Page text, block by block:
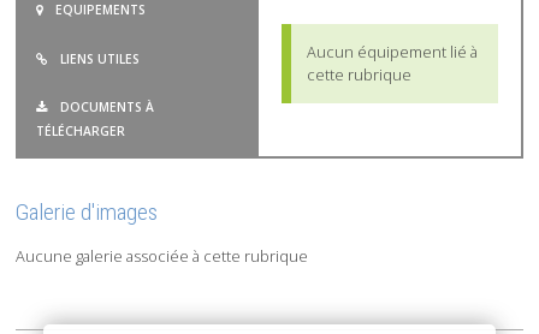
EQUIPEMENTS
LIENS UTILES
DOCUMENTS À
TÉLÉCHARGER
Aucun équipement lié à
cette rubrique
Galerie d'images
Aucune galerie associée à cette rubrique